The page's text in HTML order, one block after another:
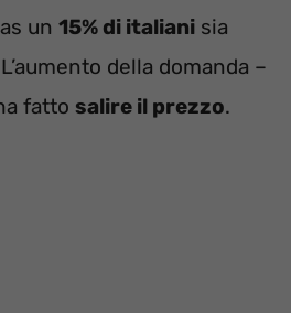
un 15% di italiani sia
della domanda –
fatto salire il prezzo.